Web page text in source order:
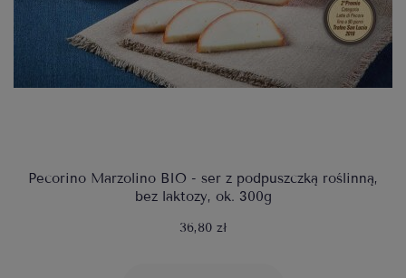
Pecorino Marzolino BIO - ser z podpuszczką roślinną,
bez laktozy, ok. 300g
36,80 zł